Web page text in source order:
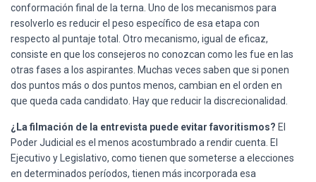
conformación final de la terna. Uno de los mecanismos para
resolverlo es reducir el peso específico de esa etapa con
respecto al puntaje total. Otro mecanismo, igual de eficaz,
consiste en que los consejeros no conozcan como les fue en las
otras fases a los aspirantes. Muchas veces saben que si ponen
dos puntos más o dos puntos menos, cambian en el orden en
que queda cada candidato. Hay que reducir la discrecionalidad.
¿La filmación de la entrevista puede evitar favoritismos? El
Poder Judicial es el menos acostumbrado a rendir cuenta. El
Ejecutivo y Legislativo, como tienen que someterse a elecciones
en determinados períodos, tienen más incorporada esa